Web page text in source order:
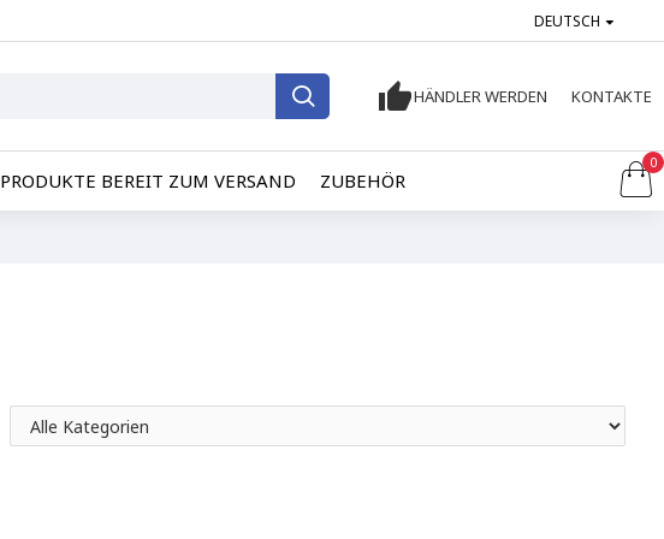
DEUTSCH
HÄNDLER WERDEN KONTAKTE
PRODUKTE BEREIT ZUM VERSAND ZUBEHÖR
0